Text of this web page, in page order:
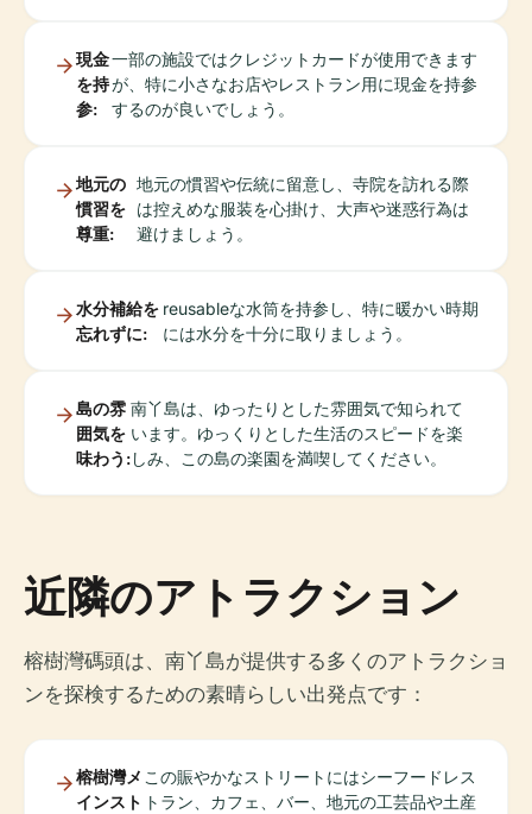
現金
を持
参:
一部の施設ではクレジットカードが使用できます
が、特に小さなお店やレストラン用に現金を持参
するのが良いでしょう。
地元の
慣習を
尊重:
地元の慣習や伝統に留意し、寺院を訪れる際
は控えめな服装を心掛け、大声や迷惑行為は
避けましょう。
水分補給を
忘れずに:
reusableな水筒を持参し、特に暖かい時期
には水分を十分に取りましょう。
島の雰
囲気を
味わう:
南丫島は、ゆったりとした雰囲気で知られて
います。ゆっくりとした生活のスピードを楽
しみ、この島の楽園を満喫してください。
近隣のアトラクション
榕樹灣碼頭は、南丫島が提供する多くのアトラクショ
ンを探検するための素晴らしい出発点です：
榕樹灣メ
インスト
この賑やかなストリートにはシーフードレス
トラン、カフェ、バー、地元の工芸品や土産